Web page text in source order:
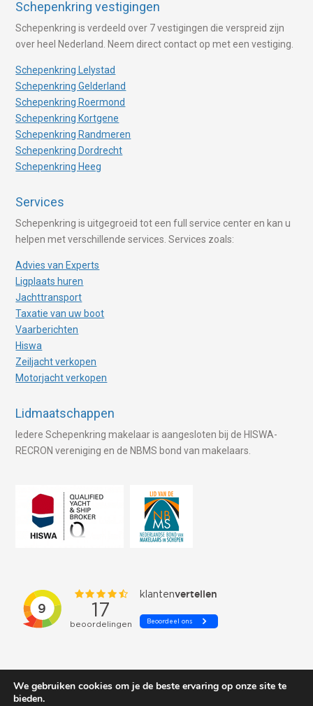
Schepenkring vestigingen
Schepenkring is verdeeld over 7 vestigingen die verspreid zijn
over heel Nederland. Neem direct contact op met een vestiging.
Schepenkring Lelystad
Schepenkring Gelderland
Schepenkring Roermond
Schepenkring Kortgene
Schepenkring Randmeren
Schepenkring Dordrecht
Schepenkring Heeg
Services
Schepenkring is uitgegroeid tot een full service center en kan u
helpen met verschillende services. Services zoals:
Advies van Experts
Ligplaats huren
Jachttransport
Taxatie van uw boot
Vaarberichten
Hiswa
Zeiljacht verkopen
Motorjacht verkopen
Lidmaatschappen
Iedere Schepenkring makelaar is aangesloten bij de HISWA-
RECRON vereniging en de NBMS bond van makelaars.
We gebruiken cookies om je de beste ervaring op onze site te
bieden.